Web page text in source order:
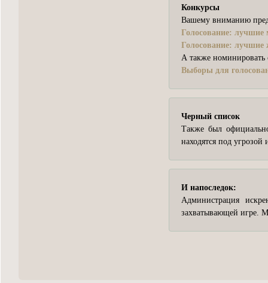
Конкурсы
Вашему вниманию
Голосование: лучшие
Голосование: лучшие
А также номинировать
Выборы для
Черный список
Также был
находятся под
И напоследок:
Администрация
захватывающей игре.